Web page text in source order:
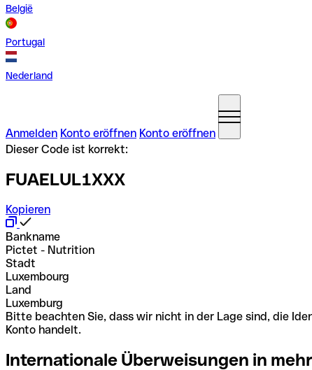
België
Portugal
Nederland
Anmelden Konto eröffnen Konto eröffnen
Dieser Code ist korrekt:
FUAELUL1XXX
Kopieren
Bankname
Pictet - Nutrition
Stadt
Luxembourg
Land
Luxemburg
Bitte beachten Sie, dass wir nicht in der Lage sind, die
Konto handelt.
Internationale Überweisungen in